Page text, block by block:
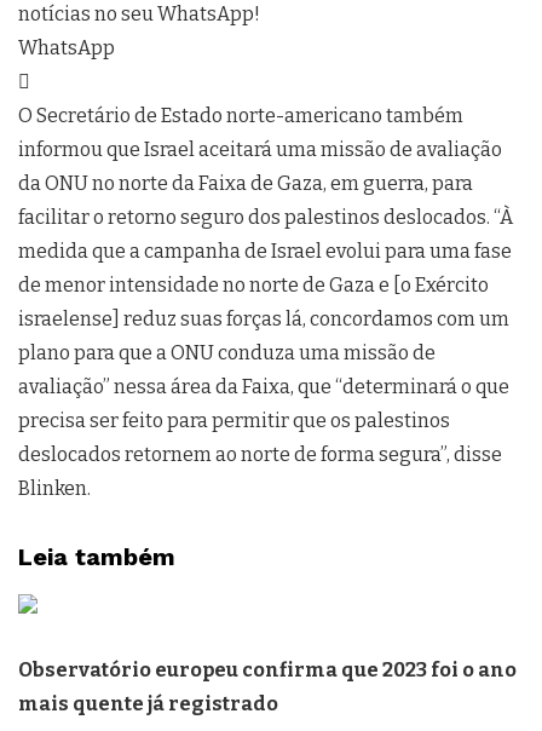
notícias no seu WhatsApp!
WhatsApp
O Secretário de Estado norte-americano também
informou que Israel aceitará uma missão de avaliação
da ONU no norte da Faixa de Gaza, em guerra, para
facilitar o retorno seguro dos palestinos deslocados. “À
medida que a campanha de Israel evolui para uma fase
de menor intensidade no norte de Gaza e [o Exército
israelense] reduz suas forças lá, concordamos com um
plano para que a ONU conduza uma missão de
avaliação” nessa área da Faixa, que “determinará o que
precisa ser feito para permitir que os palestinos
deslocados retornem ao norte de forma segura”, disse
Blinken.
Leia também
Observatório europeu confirma que 2023 foi o ano
mais quente já registrado